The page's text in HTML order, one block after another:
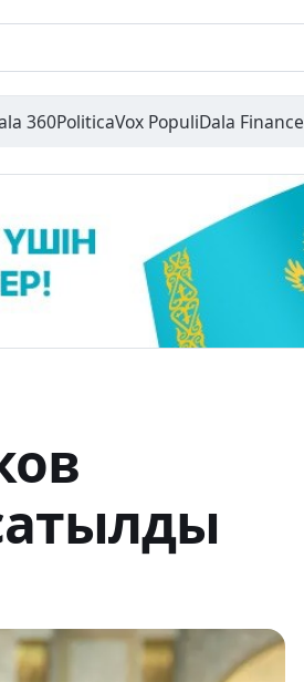
360PoliticaVox PopuliDala Finance